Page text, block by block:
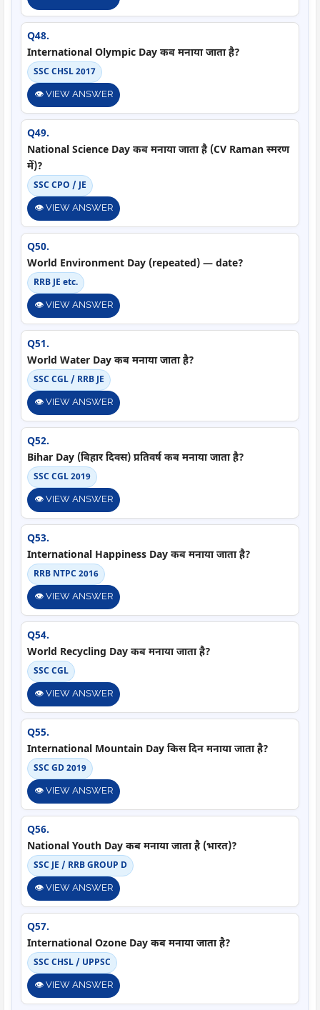
Q48.
International Olympic Day कब मनाया जाता है?
SSC CHSL 2017
👁️ VIEW ANSWER
Q49.
National Science Day कब मनाया जाता है (CV Raman स्मरण
में)?
SSC CPO / JE
👁️ VIEW ANSWER
Q50.
World Environment Day (repeated) — date?
RRB JE etc.
👁️ VIEW ANSWER
Q51.
World Water Day कब मनाया जाता है?
SSC CGL / RRB JE
👁️ VIEW ANSWER
Q52.
Bihar Day (बिहार दिवस) प्रतिवर्ष कब मनाया जाता है?
SSC CGL 2019
👁️ VIEW ANSWER
Q53.
International Happiness Day कब मनाया जाता है?
RRB NTPC 2016
👁️ VIEW ANSWER
Q54.
World Recycling Day कब मनाया जाता है?
SSC CGL
👁️ VIEW ANSWER
Q55.
International Mountain Day किस दिन मनाया जाता है?
SSC GD 2019
👁️ VIEW ANSWER
Q56.
National Youth Day कब मनाया जाता है (भारत)?
SSC JE / RRB GROUP D
👁️ VIEW ANSWER
Q57.
International Ozone Day कब मनाया जाता है?
SSC CHSL / UPPSC
👁️ VIEW ANSWER